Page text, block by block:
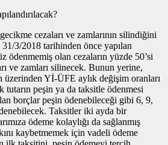
cezaları ve zamlarının silindiğini
3/2018 tarihinden önce yapılan
ödenmemiş olan cezaların yüzde 50’si
ve zamları silinecek. Bunun yerine,
üzerinden Yİ-ÜFE aylık değişim oranları
tutarın peşin ya da taksitle ödenmesi
borçlar peşin ödenebileceği gibi 6, 9,
Taksitler iki ayda bir
ödeme kolaylığı da sağlanmış
kaybetmemek için vadeli ödeme